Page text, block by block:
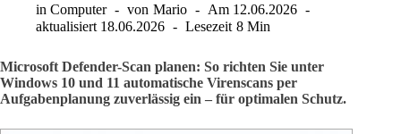
in Computer von Mario Am 12.06.2026
aktualisiert 18.06.2026 Lesezeit 8 Min
Microsoft Defender-Scan planen: So richten Sie unter
Windows 10 und 11 automatische Virenscans per
Aufgabenplanung zuverlässig ein – für optimalen Schutz.